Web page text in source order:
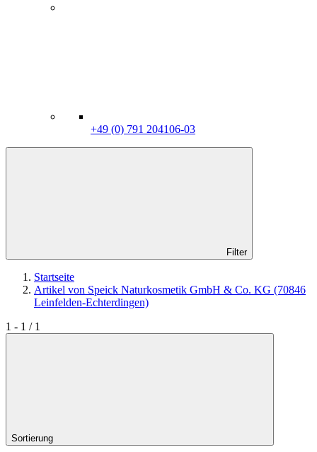
+49 (0) 791 204106-03
Filter
Startseite
Artikel von Speick Naturkosmetik GmbH & Co. KG (70846
Leinfelden-Echterdingen)
1 - 1 / 1
Sortierung